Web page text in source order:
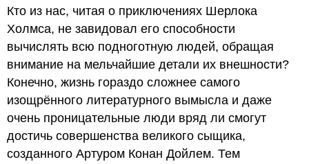
Кто из нас, читая о приключениях Шерлока
Холмса, не завидовал его способности
вычислять всю подноготную людей, обращая
внимание на мельчайшие детали их внешности?
Конечно, жизнь гораздо сложнее самого
изощрённого литературного вымысла и даже
очень проницательные люди вряд ли смогут
достичь совершенства великого сыщика,
созданного Артуром Конан Дойлем. Тем